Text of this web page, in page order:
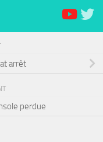
arrêt
perdue